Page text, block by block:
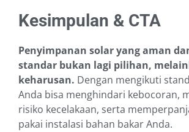
Kesimpulan & CTA
Penyimpanan solar yang aman
standar bukan lagi pilihan,
keharusan. Dengan mengikuti
Anda bisa menghindari kebocoran,
risiko kecelakaan, serta
pakai instalasi bahan bakar Anda.